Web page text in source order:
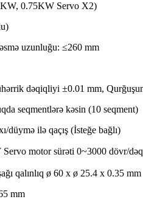
0.75KW Servo X2)
uzunluğu: ≤260 mm
dəqiqliyi ±0.01 mm,
seqmentlərə kəsin (10 seqment)
düymə ilə qaçış (İsteğe bağlı)
motor sürəti 0~3000 dövr/dəq
qalınlıq ø 60 x ø 25.4 x 0.35 mm
mm